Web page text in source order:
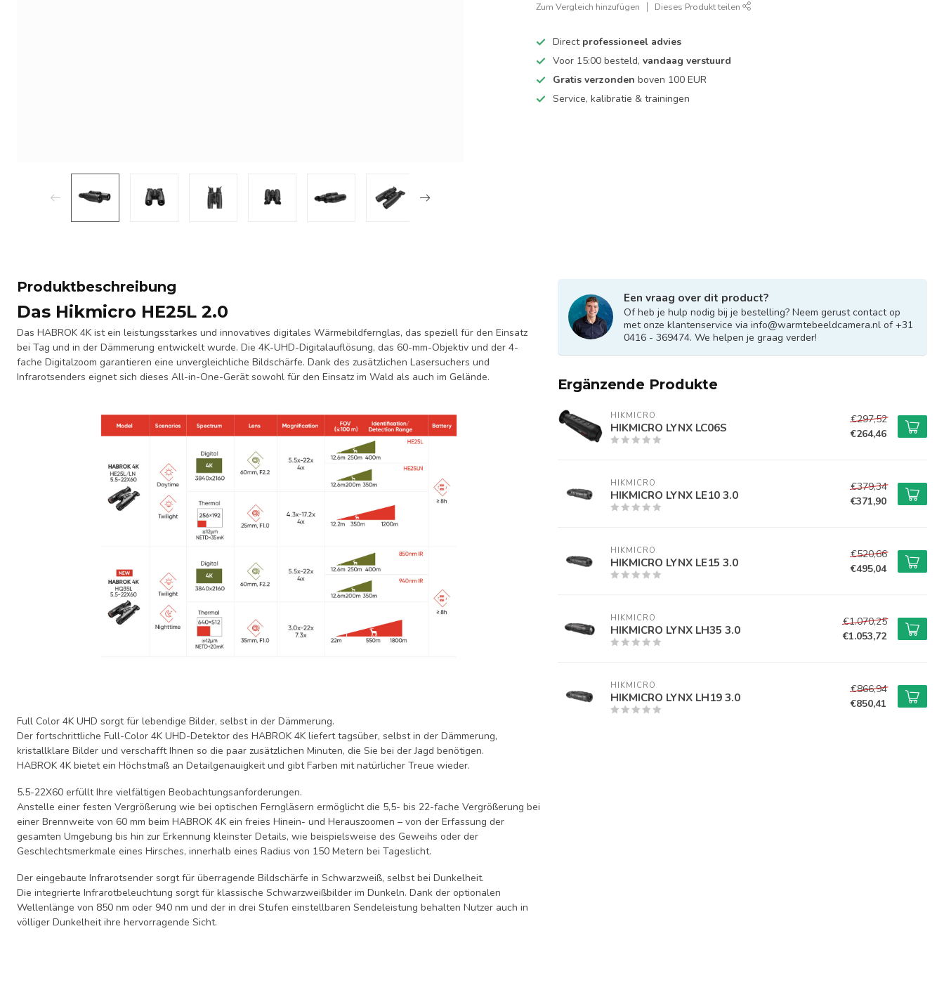
Zum Vergleich hinzufügen Dieses Produkt teilen
Direct professioneel advies
Voor 15:00 besteld,vandaag verstuurd
Gratis verzonden boven 100 EUR
Service, kalibratie & trainingen
Produktbeschreibung
Das Hikmicro HE25L 2.0
Das HABROK 4K ist ein leistungsstarkes und innovatives digitales Wärmebildfernglas, das speziell für den Einsatz
bei Tag und in der Dämmerung entwickelt wurde. Die 4K-UHD-Digitalauflösung, das 60-mm-Objektiv und der 4-
fache Digitalzoom garantieren eine unvergleichliche Bildschärfe. Dank des zusätzlichen Lasersuchers und
Infrarotsenders eignet sich dieses All-in-One-Gerät sowohl für den Einsatz im Wald als auch im Gelände.
Full Color 4K UHD sorgt für lebendige Bilder, selbst in der Dämmerung.
Der fortschrittliche Full-Color 4K UHD-Detektor des HABROK 4K liefert tagsüber, selbst in der Dämmerung,
kristallklare Bilder und verschafft Ihnen so die paar zusätzlichen Minuten, die Sie bei der Jagd benötigen.
HABROK 4K bietet ein Höchstmaß an Detailgenauigkeit und gibt Farben mit natürlicher Treue wieder.
5.5-22X60 erfüllt Ihre vielfältigen Beobachtungsanforderungen.
Anstelle einer festen Vergrößerung wie bei optischen Ferngläsern ermöglicht die 5,5- bis 22-fache Vergrößerung bei
einer Brennweite von 60 mm beim HABROK 4K ein freies Hinein- und Herauszoomen – von der Erfassung der
gesamten Umgebung bis hin zur Erkennung kleinster Details, wie beispielsweise des Geweihs oder der
Geschlechtsmerkmale eines Hirsches, innerhalb eines Radius von 150 Metern bei Tageslicht.
Der eingebaute Infrarotsender sorgt für überragende Bildschärfe in Schwarzweiß, selbst bei Dunkelheit.
Die integrierte Infrarotbeleuchtung sorgt für klassische Schwarzweißbilder im Dunkeln. Dank der optionalen
Wellenlänge von 850 nm oder 940 nm und der in drei Stufen einstellbaren Sendeleistung behalten Nutzer auch in
völliger Dunkelheit ihre hervorragende Sicht.
Een vraag over dit product?
Of heb je hulp nodig bij je bestelling? Neem gerust contact op
met onze klantenservice via info@warmtebeeldcamera.nl of +31
0416 - 369474. We helpen je graag verder!
Ergänzende Produkte
HIKMICRO
HIKMICRO LYNX LC06S
€297,52
€264,46
HIKMICRO
HIKMICRO LYNX LE10 3.0
€379,34
€371,90
HIKMICRO
HIKMICRO LYNX LE15 3.0
€520,66
€495,04
HIKMICRO
HIKMICRO LYNX LH35 3.0
€1.070,25
€1.053,72
HIKMICRO
HIKMICRO LYNX LH19 3.0
€866,94
€850,41